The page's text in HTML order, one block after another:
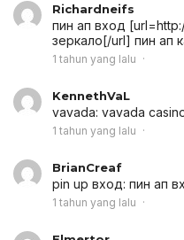
Richardneifs
пин ап вход
зеркало[/url] пин ап
1 tahun yang lalu
KennethVaL
vavada: vavada
1 tahun yang lalu
BrianCreaf
pin up вход: пин ап
1 tahun yang lalu